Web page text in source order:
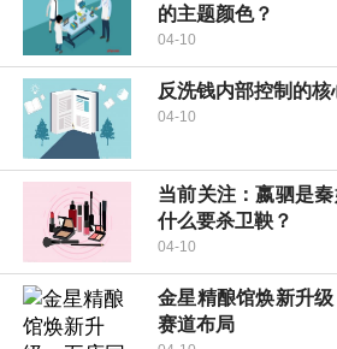
的主题颜色？
04-10
反洗钱内部控制的
04-10
当前关注：嬴驷是
什么要杀卫鞅？
04-10
金星精酿馆焕新升
赛道布局